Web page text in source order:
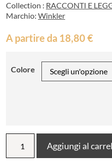
Collection : RACCONTI E
Marchio: Winkler
A partire da 18,80 €
Colore
bambino
Aggiungi al